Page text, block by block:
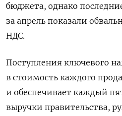
бюджета, однако
за апрель показали
НДС.
Поступления ключевого
в стоимость каждого
и обеспечивает каждый
выручки правительства,